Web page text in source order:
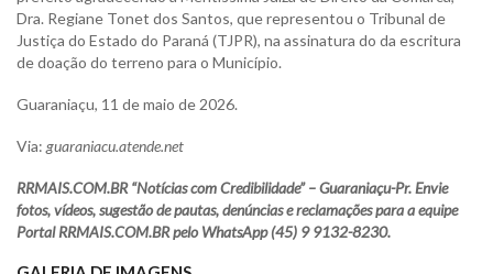
Dra. Regiane Tonet dos Santos, que representou o Tribunal de
Justiça do Estado do Paraná (TJPR), na assinatura do da escritura
de doação do terreno para o Município.
Guaraniaçu, 11 de maio de 2026.
Via: guaraniacu.atende.net
RRMAIS.COM.BR “Notícias com Credibilidade” – Guaraniaçu-Pr. Envie
fotos, vídeos, sugestão de pautas, denúncias e reclamações para a equipe
Portal RRMAIS.COM.BR pelo WhatsApp (45) 9 9132-8230.